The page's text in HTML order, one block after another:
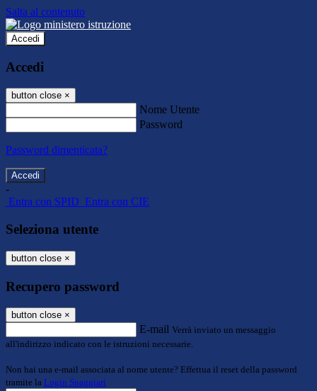
Salta al contenuto
Accedi
Accedi
button close ×
Nome Utente
Password
Password dimenticata?
-
Entra con SPID Entra con CIE
Seleziona utente
button close ×
Recupero password
button close ×
E-mail Verrà inviato un messaggio
all'indirizzo indicato con le istruzioni necessarie.
Non hai una e-mail associata al nome utente? Effettua il reset della password
tramite la Login Spaggiari